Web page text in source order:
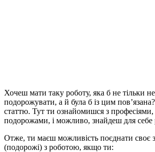
Хочеш мати таку роботу, яка б не тільки не
подорожувати, а й була б із цим
статтю. Тут ти ознайомишся з професіями,
подорожами, і можливо, знайдеш для себе
Отже, ти маєш можливість поєднати своє
(подорожі) з роботою, якщо ти: